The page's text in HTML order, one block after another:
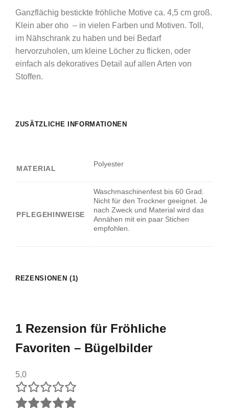
Ganzflächig bestickte fröhliche Motive ca. 4,5 cm groß.
Klein aber oho – in vielen Farben und Motiven. Toll,
im Nähschrank zu haben und bei Bedarf
hervorzuholen, um kleine Löcher zu flicken, oder
einfach als dekoratives Detail auf allen Arten von
Stoffen.
ZUSÄTZLICHE INFORMATIONEN
MATERIAL
Polyester
PFLEGEHINWEISE
Waschmaschinenfest bis 60 Grad.
Nicht für den Trockner geeignet. Je
nach Zweck und Material wird das
Annähen mit ein paar Stichen
empfohlen.
REZENSIONEN (1)
1 Rezension für Fröhliche
Favoriten – Bügelbilder
5,0